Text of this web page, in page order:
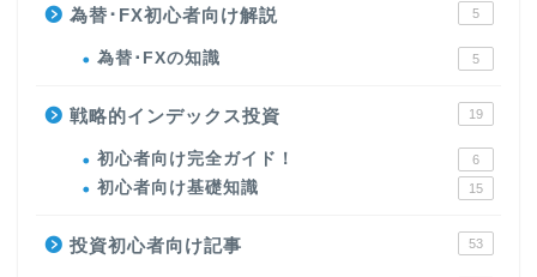
為替･FX初心者向け解説 5
為替･FXの知識 5
戦略的インデックス投資 19
初心者向け完全ガイド！ 6
初心者向け基礎知識 15
投資初心者向け記事 53